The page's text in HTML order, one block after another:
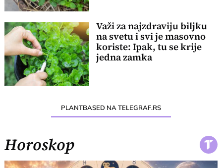
Važi za najzdraviju biljku
na svetu i svi je masovno
koriste: Ipak, tu se krije
jedna zamka
PLANTBASED NA TELEGRAF.RS
Horoskop